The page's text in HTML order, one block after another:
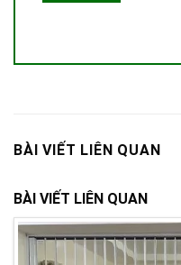
BÀI VIẾT LIÊN QUAN
BÀI VIẾT LIÊN QUAN